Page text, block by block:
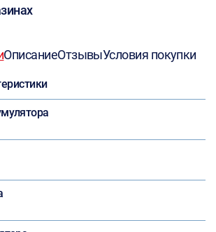
ОписаниеОтзывыУсловия покупки